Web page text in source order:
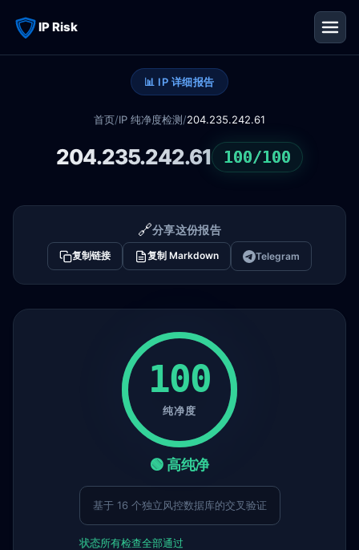
IP Risk
📊 IP 详细报告
首页/IP 纯净度检测/204.235.242.61
204.235.242.61 100/100
🔗分享这份报告
复制链接 复制 Markdown Telegram
100
纯净度
🟢 高纯净
基于 16 个独立风控数据库的交叉验证
状态所有检查全部通过